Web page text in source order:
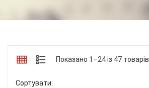
Показано 1–24 із 47 товарів
Сортувати: